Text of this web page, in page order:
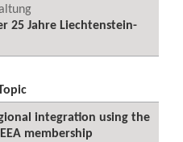
25 Jahre Liechtenstein-
integration using the
membership